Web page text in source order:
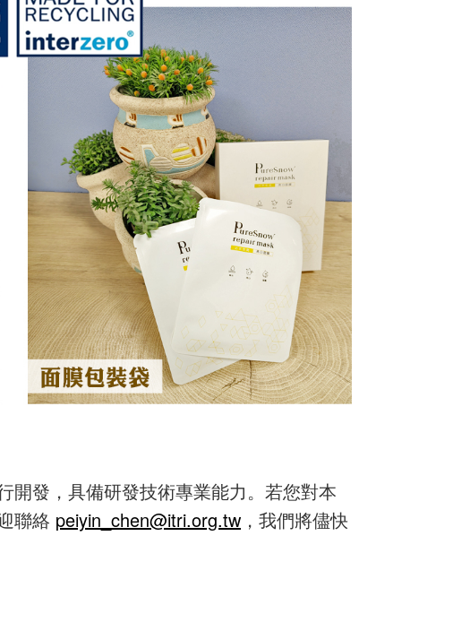
開發，具備研發技術專業能力。若您對本
聯絡 peiyin_chen@itri.org.tw ，我們將儘快